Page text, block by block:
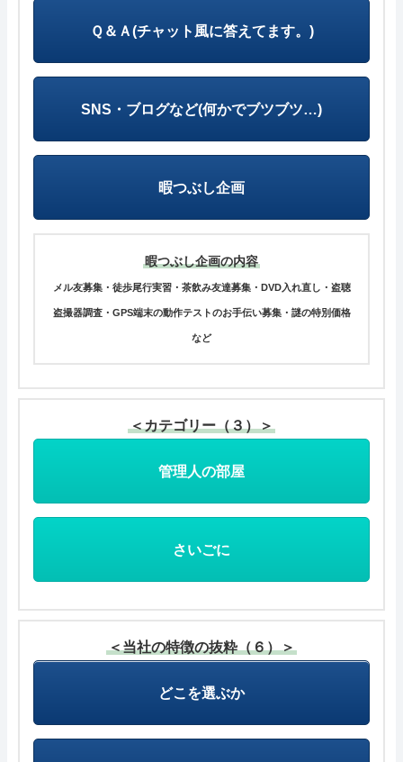
Ｑ＆Ａ(チャット風に答えてます。)
SNS・ブログなど(何かでブツブツ…)
暇つぶし企画
暇つぶし企画の内容
メル友募集・徒歩尾行実習・茶飲み友達募集・DVD入れ直し・盗聴
盗撮器調査・GPS端末の動作テストのお手伝い募集・謎の特別価格
など
＜カテゴリー（３）＞
管理人の部屋
さいごに
＜当社の特徴の抜粋（６）＞
どこを選ぶか